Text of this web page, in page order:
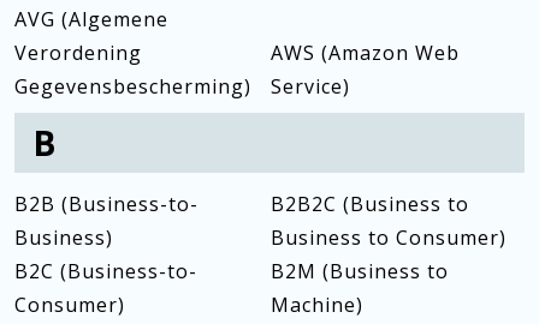
AVG (Algemene
Verordening
Gegevensbescherming)
AWS (Amazon Web
Service)
B
B2B (Business-to-
Business)
B2B2C (Business to
Business to Consumer)
B2C (Business-to-
Consumer)
B2M (Business to
Machine)